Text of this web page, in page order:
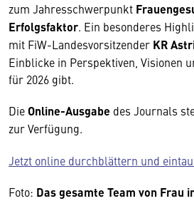
zum Jahresschwerpunkt
Erfolgsfaktor. Ein besonderes
mit FiW-Landesvorsitzender KR
Einblicke in Perspektiven, Visionen
für 2026 gibt.
Die Online-Ausgabe des Journals
zur Verfügung.
Jetzt online durchblättern und
Foto: Das gesamte Team von Frau